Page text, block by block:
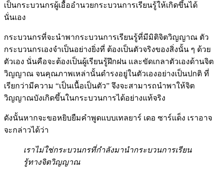
เป็นกระบวนกรผู้เอื้ออํานวยกระบวนการเรียนรู้ให้เกิดขึ้นได้
นั่นเอง
กระบวนกรที่จะนําพากระบวนการเรียนรู้ที่มีมิติจิตวิญญาณ ตัว
กระบวนกรเองจําเป็นอย่างยิ่งที่ ต้องเป็นตัวจริงของสิ่งนั้น ๆ ด้วย
ตัวเอง นั่นคือจะต้องเป็นผู้เรียนรู้ฝึกฝน และขัดเกลาตัวเองด้านจิต
วิญญาณ จนคุณภาพเหล่านั้นดํารงอยู่ในตัวเองอย่างเป็นปกติ ที่
เรียกว่ามีความ “เป็นเนื้อเป็นตัว” จึงจะสามารถนําพาให้จิต
วิญญาณบังเกิดขึ้นในกระบวนการได้อย่างแท้จริง
ดังนั้นหากจะขอหยิบยืมคําพูดแบบเทลยาร์ เดอ ซาร์แด็ง เราอาจ
จะกล่าวได้ว่า
เราไม่ใช่กระบวนกรที่กําลังมานํากระบวนการเรียน
รู้ทางจิตวิญญาณ